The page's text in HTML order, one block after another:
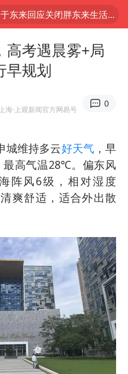
于东来回应关闭胖东来生活广场店
白海豚登陆强度略强于巴威
《披荆斩棘2026》阵容官宣
浙江省委书记：该停下的坚决停下来
美将每月供乌爱国者拦截导弹
白海豚北上或致京津冀暴雨
上海中心千吨“镇楼神器”摆动明显
10余省份将出现强风雨 局地特大暴雨
新疆一婚礼线上邀请引热议
《龙餐馆》 冲奖
国足U17与阿森纳决赛取消 并列冠军
上门女婿出轨女邻居多年被判重婚罪
构建更高水平的全民健身公共服务体系
韩军前线部队连曝丑闻
奋力开创中国式现代化建设新局面
高考遇晨雾+局
早规划
海·上观新闻官方网易号
0
城维持多云好天气 ，早
高气温28℃。偏东风
阵风6级，相对湿度
爽舒适，适合外出散